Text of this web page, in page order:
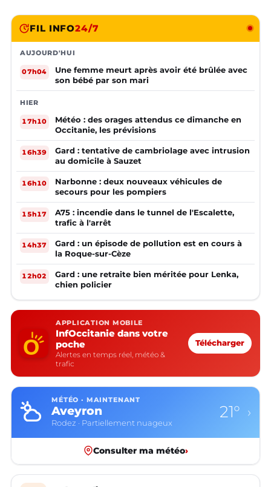
FIL INFO24/7
AUJOURD'HUI
07h04
Une femme meurt après avoir été brûlée avec
son bébé par son mari
HIER
17h10
Météo : des orages attendus ce dimanche en
Occitanie, les prévisions
16h39
Gard : tentative de cambriolage avec intrusion
au domicile à Sauzet
16h10
Narbonne : deux nouveaux véhicules de
secours pour les pompiers
15h17
A75 : incendie dans le tunnel de l'Escalette,
trafic à l'arrêt
14h37
Gard : un épisode de pollution est en cours à
la Roque-sur-Cèze
12h02
Gard : une retraite bien méritée pour Lenka,
chien policier
APPLICATION MOBILE
InfOccitanie dans votre
poche
Alertes en temps réel, météo &
trafic
Télécharger
MÉTÉO · MAINTENANT
Aveyron
Rodez · Partiellement nuageux
21° ›
Consulter ma météo›